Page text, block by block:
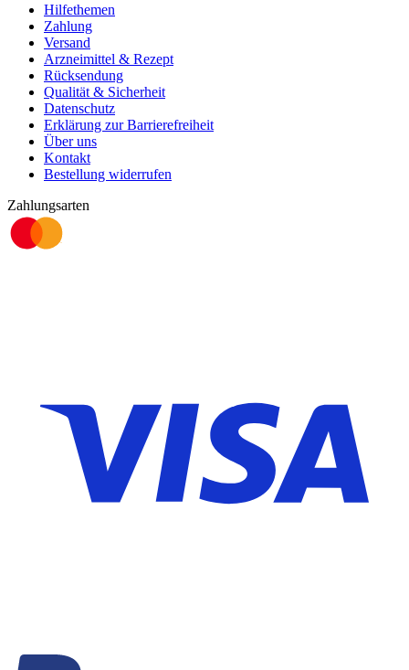
Hilfethemen
Zahlung
Versand
Arzneimittel & Rezept
Rücksendung
Qualität & Sicherheit
Datenschutz
Erklärung zur Barrierefreiheit
Über uns
Kontakt
Bestellung widerrufen
Zahlungsarten